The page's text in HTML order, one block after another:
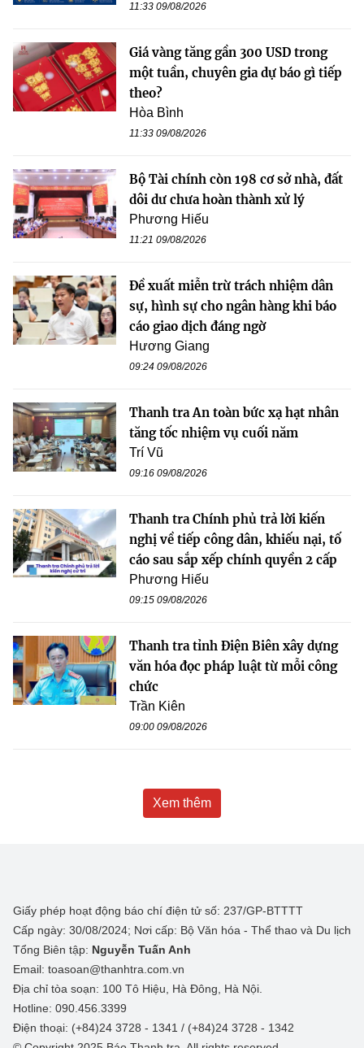
11:33 09/08/2026
Giá vàng tăng gần 300 USD trong
một tuần, chuyên gia dự báo gì tiếp
theo?
Hòa Bình
11:33 09/08/2026
Bộ Tài chính còn 198 cơ sở nhà, đất
dôi dư chưa hoàn thành xử lý
Phương Hiếu
11:21 09/08/2026
Đề xuất miễn trừ trách nhiệm dân
sự, hình sự cho ngân hàng khi báo
cáo giao dịch đáng ngờ
Hương Giang
09:24 09/08/2026
Thanh tra An toàn bức xạ hạt nhân
tăng tốc nhiệm vụ cuối năm
Trí Vũ
09:16 09/08/2026
Thanh tra Chính phủ trả lời kiến
nghị về tiếp công dân, khiếu nại, tố
cáo sau sắp xếp chính quyền 2 cấp
Phương Hiếu
09:15 09/08/2026
Thanh tra tỉnh Điện Biên xây dựng
văn hóa đọc pháp luật từ mỗi công
chức
Trần Kiên
09:00 09/08/2026
Xem thêm
Giấy phép hoạt động báo chí điện tử số: 237/GP-BTTTT
Cấp ngày: 30/08/2024; Nơi cấp: Bộ Văn hóa - Thể thao và Du lịch
Tổng Biên tập: Nguyễn Tuấn Anh
Email: toasoan@thanhtra.com.vn
Địa chỉ tòa soạn: 100 Tô Hiệu, Hà Đông, Hà Nội.
Hotline: 090.456.3399
Điện thoại: (+84)24 3728 - 1341 / (+84)24 3728 - 1342